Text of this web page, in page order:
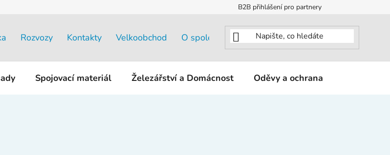
B2B přihlášení pro partnery
Rozvozy Kontakty Velkoobchod O společnosti
Spojovací materiál Železářství a Domácnost Oděvy a ochrana